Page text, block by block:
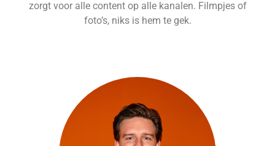
zorgt voor alle content op alle kanalen. Filmpjes of
foto’s, niks is hem te gek.